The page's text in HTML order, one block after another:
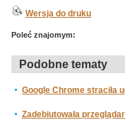
Wersja do druku
Poleć znajomym:
Podobne tematy
Google Chrome straciła
Zadebiutowała